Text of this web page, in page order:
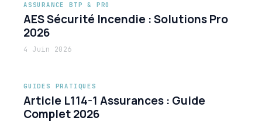
ASSURANCE BTP & PRO
AES Sécurité Incendie : Solutions Pro
2026
4 Juin 2026
GUIDES PRATIQUES
Article L114-1 Assurances : Guide
Complet 2026